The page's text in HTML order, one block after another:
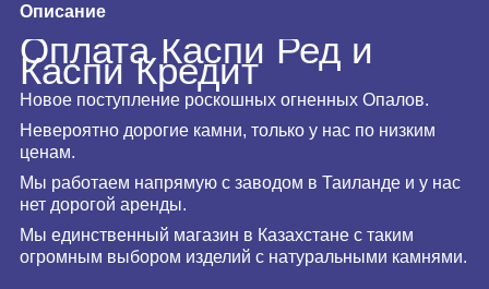
Описание
Оплата Каспи Ред и
Каспи Кредит
Новое поступление роскошных огненных Опалов.
Невероятно дорогие камни, только у нас по низким
ценам.
Мы работаем напрямую с заводом в Таиланде и у нас
нет дорогой аренды.
Мы единственный магазин в Казахстане с таким
огромным выбором изделий с натуральными камнями.